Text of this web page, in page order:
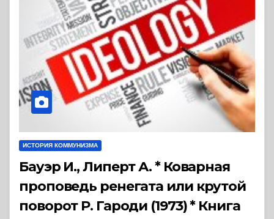
ИСТОРИЯ КОММУНИЗМА
Бауэр И., Липерт А. * Коварная
проповедь ренегата или крутой
поворот Р. Гароди (1973) * Книга